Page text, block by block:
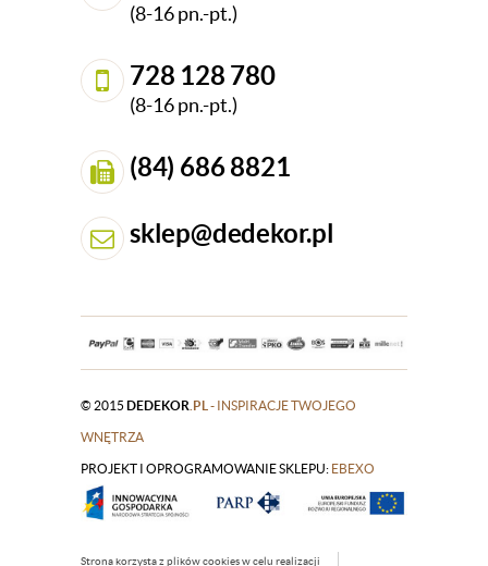
(8-16 pn.-pt.)
728 128 780
(8-16 pn.-pt.)
(84) 686 8821
sklep@dedekor.pl
© 2015 DEDEKOR .PL - INSPIRACJE TWOJEGO
WNĘTRZA
|
PROJEKT I OPROGRAMOWANIE SKLEPU: EBEXO
Strona korzysta z plików cookies w celu realizacji